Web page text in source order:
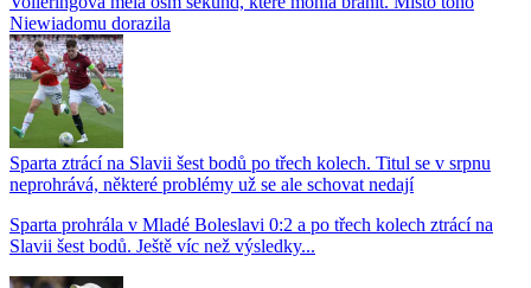
Niewiadomu dorazila
Sparta ztrácí na Slavii šest bodů po třech kolech. Titul se v srpnu
neprohrává, některé problémy už se ale schovat nedají
Sparta prohrála v Mladé Boleslavi 0:2 a po třech kolech ztrácí na
Slavii šest bodů. Ještě víc než výsledky...